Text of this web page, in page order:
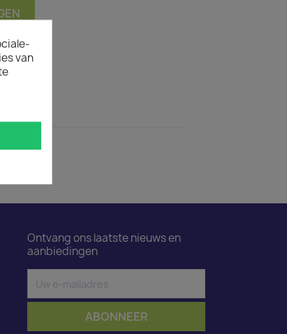
50.
m
Ontvang ons laatste nieuws en
aanbiedingen
van